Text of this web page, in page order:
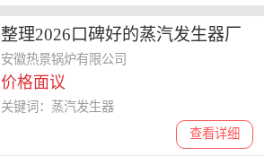
整理2026口碑好的蒸汽发生器厂
家，哪家更适合你的需求
安徽热景锅炉有限公司
价格面议
查看详细
关键词：蒸汽发生器